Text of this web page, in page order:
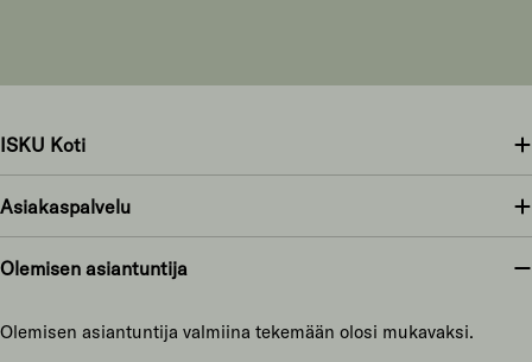
ISKU Koti
Asiakaspalvelu
Olemisen asiantuntija
Olemisen asiantuntija valmiina tekemään olosi mukavaksi.